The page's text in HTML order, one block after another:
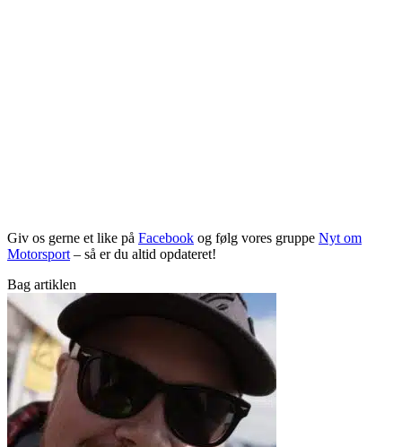
Giv os gerne et like på Facebook og følg vores gruppe Nyt om
Motorsport– så er du altid opdateret!
Bag artiklen